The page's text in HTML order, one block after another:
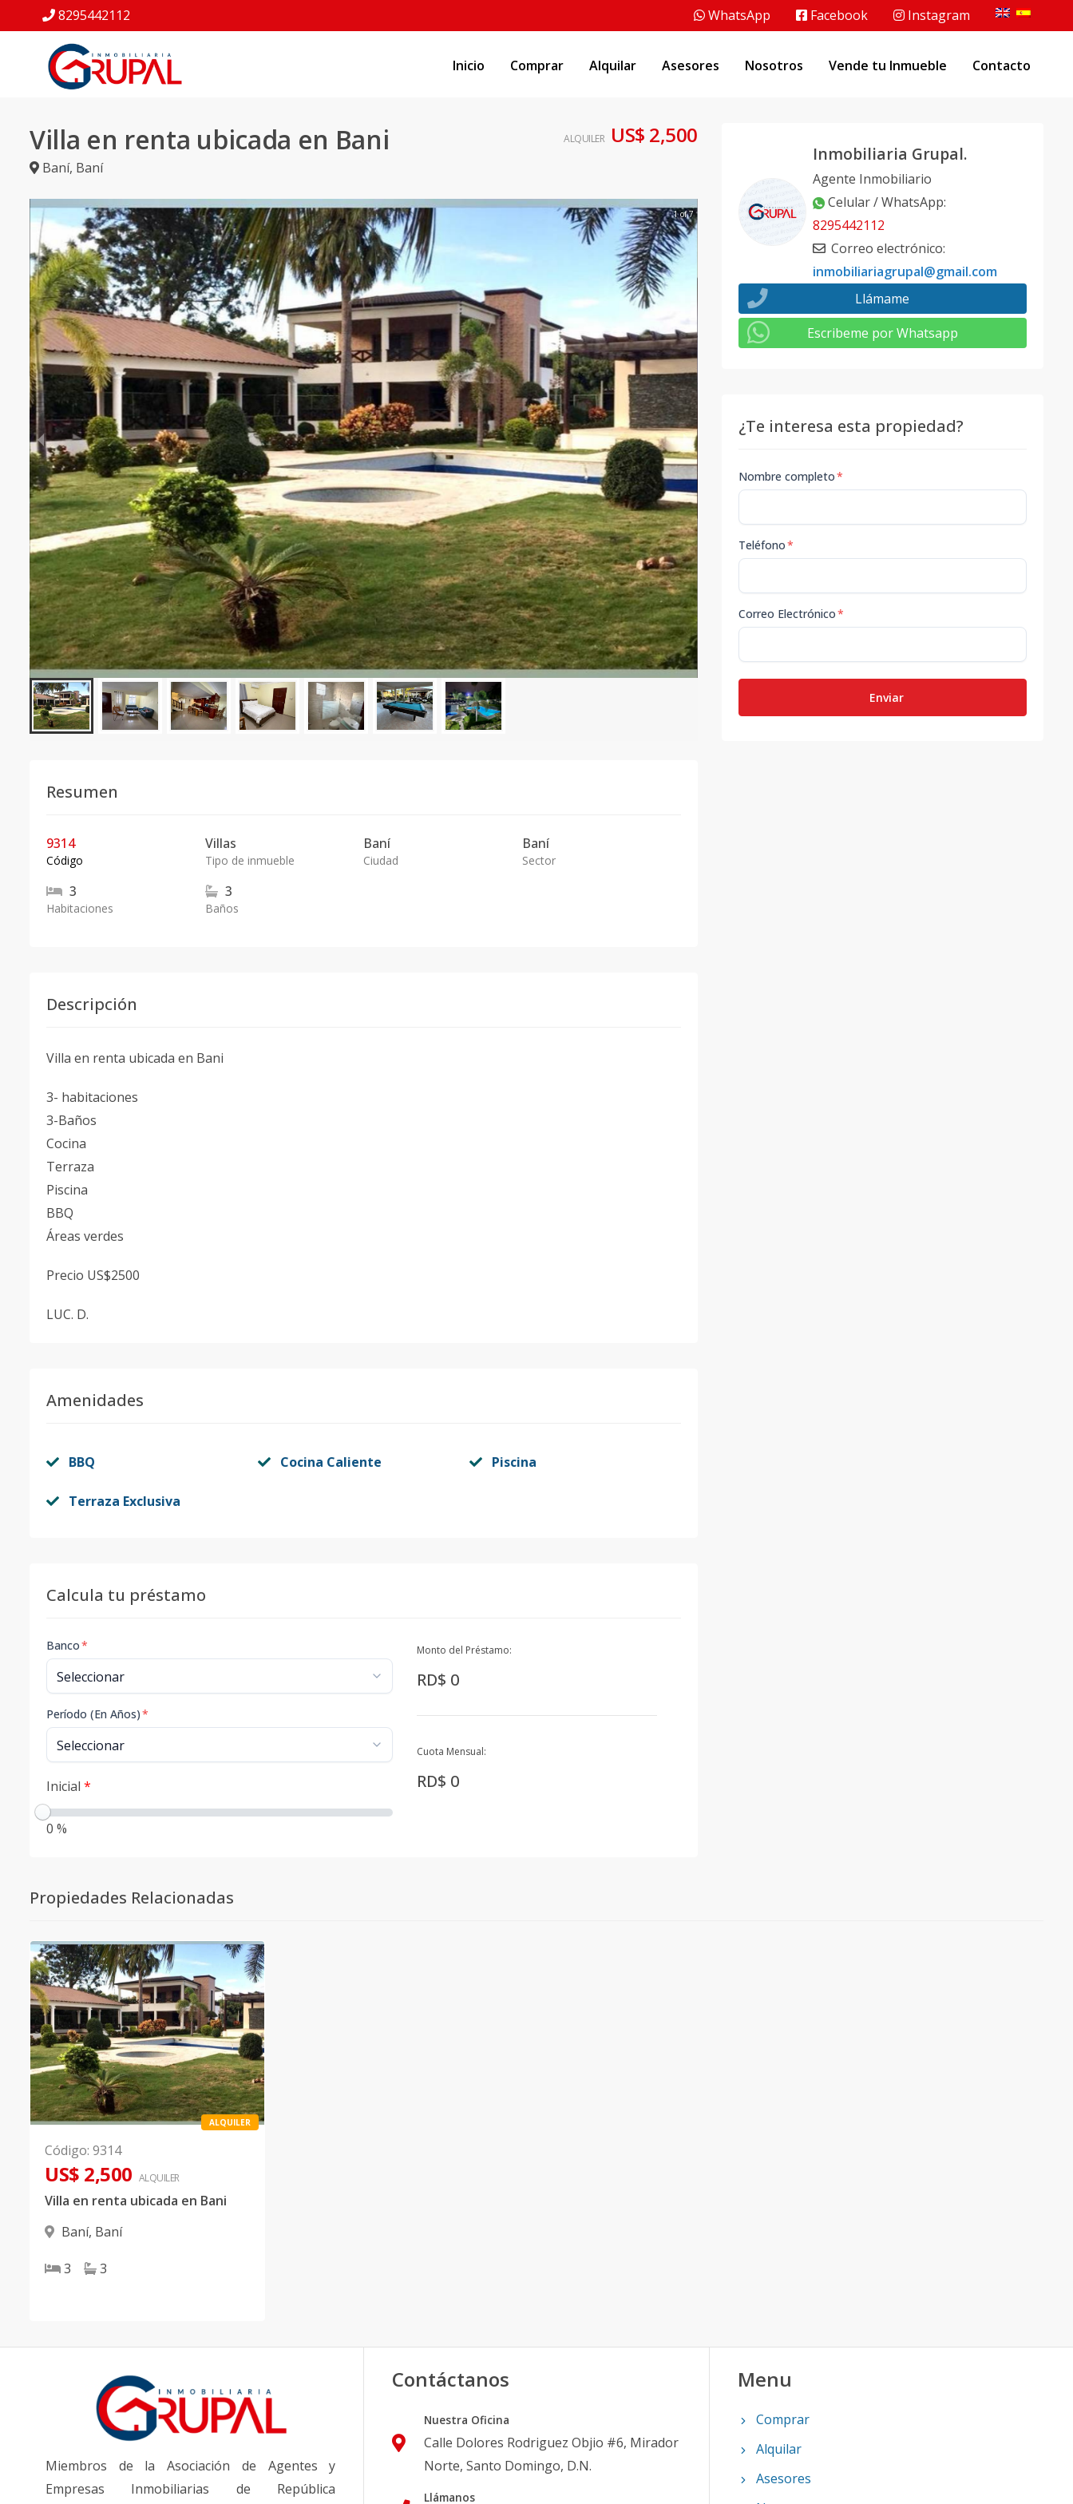
8295442112 WhatsApp Facebook Instagram
Inicio Comprar Alquilar Asesores Nosotros Vende tu Inmueble Contacto
Villa en renta ubicada en Bani
Baní, Baní
ALQUILER US$ 2,500
1 of 7
Resumen
9314
Código
Villas
Tipo de inmueble
Baní
Ciudad
Baní
Sector
3
Habitaciones
3
Baños
Descripción
Villa en renta ubicada en Bani
3- habitaciones
3-Baños
Cocina
Terraza
Piscina
BBQ
Áreas verdes
Precio US$2500
LUC. D.
Amenidades
BBQ Cocina Caliente Piscina
Terraza Exclusiva
Calcula tu préstamo
Banco*
Período (En Años)*
Inicial *
0 %
Monto del Préstamo:
RD$ 0
Cuota Mensual:
RD$ 0
Inmobiliaria Grupal.
Agente Inmobiliario
Celular / WhatsApp:
8295442112
Correo electrónico:
inmobiliariagrupal@gmail.com
Llámame
Escribeme por Whatsapp
¿Te interesa esta propiedad?
Nombre completo*
Teléfono*
Correo Electrónico*
Enviar
Propiedades Relacionadas
ALQUILER
Código: 9314
US$ 2,500 ALQUILER
Villa en renta ubicada en Bani
Baní, Baní
3 3
Miembros de la Asociación de Agentes y
Empresas Inmobiliarias de República
Contáctanos
Nuestra Oficina
Calle Dolores Rodriguez Objio #6, Mirador
Norte, Santo Domingo, D.N.
Llámanos
Menu
Comprar
Alquilar
Asesores